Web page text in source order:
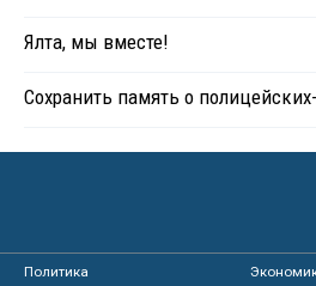
Ялта, мы вместе!
Сохранить память о
Политика